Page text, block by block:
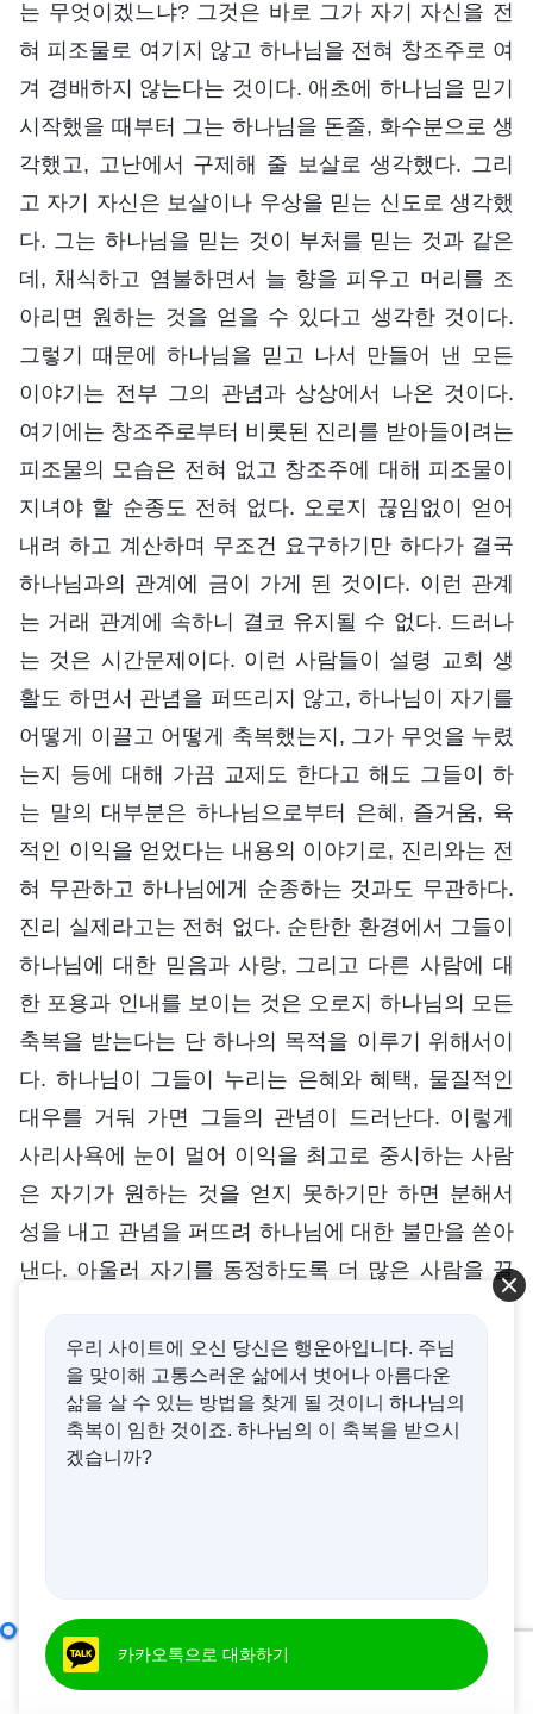
는 무엇이겠느냐? 그것은 바로 그가 자기 자신을 전
혀 피조물로 여기지 않고 하나님을 전혀 창조주로 여
겨 경배하지 않는다는 것이다. 애초에 하나님을 믿기
시작했을 때부터 그는 하나님을 돈줄, 화수분으로 생
각했고, 고난에서 구제해 줄 보살로 생각했다. 그리
고 자기 자신은 보살이나 우상을 믿는 신도로 생각했
다. 그는 하나님을 믿는 것이 부처를 믿는 것과 같은
데, 채식하고 염불하면서 늘 향을 피우고 머리를 조
아리면 원하는 것을 얻을 수 있다고 생각한 것이다.
그렇기 때문에 하나님을 믿고 나서 만들어 낸 모든
이야기는 전부 그의 관념과 상상에서 나온 것이다.
여기에는 창조주로부터 비롯된 진리를 받아들이려는
피조물의 모습은 전혀 없고 창조주에 대해 피조물이
지녀야 할 순종도 전혀 없다. 오로지 끊임없이 얻어
내려 하고 계산하며 무조건 요구하기만 하다가 결국
하나님과의 관계에 금이 가게 된 것이다. 이런 관계
는 거래 관계에 속하니 결코 유지될 수 없다. 드러나
는 것은 시간문제이다. 이런 사람들이 설령 교회 생
활도 하면서 관념을 퍼뜨리지 않고, 하나님이 자기를
어떻게 이끌고 어떻게 축복했는지, 그가 무엇을 누렸
는지 등에 대해 가끔 교제도 한다고 해도 그들이 하
는 말의 대부분은 하나님으로부터 은혜, 즐거움, 육
적인 이익을 얻었다는 내용의 이야기로, 진리와는 전
혀 무관하고 하나님에게 순종하는 것과도 무관하다.
진리 실제라고는 전혀 없다. 순탄한 환경에서 그들이
하나님에 대한 믿음과 사랑, 그리고 다른 사람에 대
한 포용과 인내를 보이는 것은 오로지 하나님의 모든
축복을 받는다는 단 하나의 목적을 이루기 위해서이
다. 하나님이 그들이 누리는 은혜와 혜택, 물질적인
대우를 거둬 가면 그들의 관념이 드러난다. 이렇게
사리사욕에 눈이 멀어 이익을 최고로 중시하는 사람
은 자기가 원하는 것을 얻지 못하기만 하면 분해서
성을 내고 관념을 퍼뜨려 하나님에 대한 불만을 쏟아
낸다. 아울러 자기를 동정하도록 더 많은 사람을 끌
어들여 하나님에 대한 자신의 관념을 받아들이게 만
든다. 그렇다면 이런 부류를 저지하고 제재해야 하지
않겠느냐? (그렇습니다.) 그들이 교제하는 주제나 사
상 관점은 진리에 대한 순수하고 올바른 이해가 아니
고, 다른 사람들이 하나님에게 순종하며 하나님을 진
듣고 사람들도 자기처럼 속으로 ‘나는 더 이상 하나
님에 대해 못 믿겠어.’라고 스스로에게 조용히 경고
하게 만든다. 이것이 바로 이런 부류가 퍼뜨리는 관
우리 사이트에 오신 당신은 행운아입니다. 주님
을 맞이해 고통스러운 삶에서 벗어나 아름다운
삶을 살 수 있는 방법을 찾게 될 것이니 하나님의
축복이 임한 것이죠. 하나님의 이 축복을 받으시
겠습니까?
카카오톡으로 대화하기
리더 일꾼의 직책(16)제 1 부